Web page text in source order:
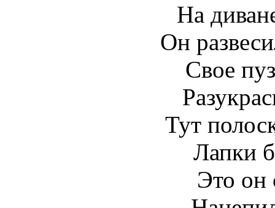
На
Он
Свое
Тут
Лапки
Это он